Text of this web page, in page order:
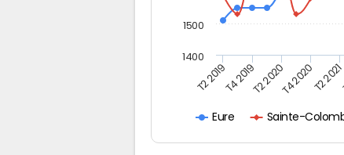
Eure Sainte-
T2 2019T4 2019T2 2020T4 2020T2 2021
1400
1500